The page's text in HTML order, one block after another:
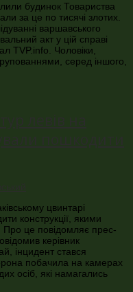
будинок Товариства
за це по тисячі злотих.
варшавського
акт у цій справі
TVP.info. Чоловіки,
серед іншого,
цвинтарі
конструкції, якими
Про це повідомляє прес-
керівник
інцидент стався
побачила на камерах
осіб, які намагались